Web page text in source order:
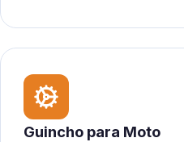
Guincho para Moto